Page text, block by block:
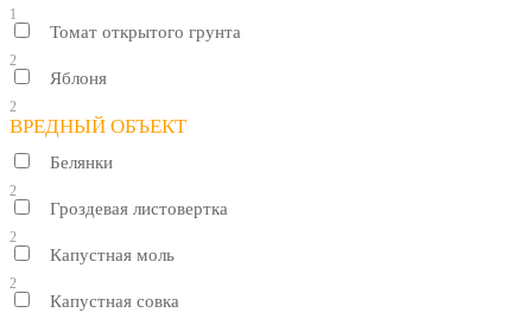
1
Томат открытого грунта
2
Яблоня
2
ВРЕДНЫЙ ОБЪЕКТ
Белянки
2
Гроздевая листовертка
2
Капустная моль
2
Капустная совка